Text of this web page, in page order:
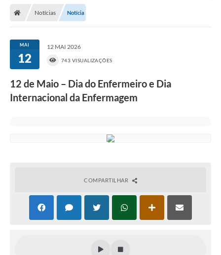
Notícias Notícia
MAI
12
12 MAI 2026
743 VISUALIZAÇÕES
12 de Maio – Dia do Enfermeiro e Dia
Internacional da Enfermagem
COMPARTILHAR